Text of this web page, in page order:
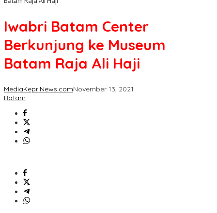
Iwabri Batam Center
Berkunjung ke Museum
Batam Raja Ali Haji
MediaKepriNews.comNovember 13, 2021
Batam